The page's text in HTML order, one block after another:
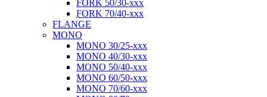
FORK 50/30-xxx
FORK 70/40-xxx
FLANGE
MONO
MONO 30/25-xxx
MONO 40/30-xxx
MONO 50/40-xxx
MONO 60/50-xxx
MONO 70/60-xxx